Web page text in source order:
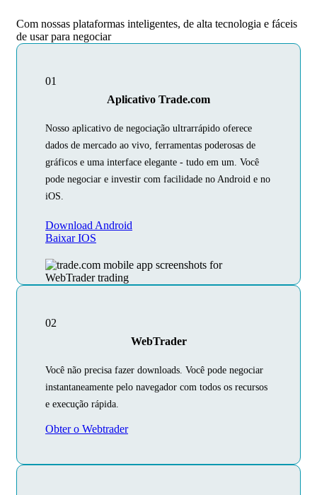
Com nossas plataformas inteligentes, de alta tecnologia e fáceis
de usar para negociar
01
Aplicativo Trade.com
Nosso aplicativo de negociação ultrarrápido oferece
dados de mercado ao vivo, ferramentas poderosas de
gráficos e uma interface elegante - tudo em um. Você
pode negociar e investir com facilidade no Android e no
iOS.
Download Android
Baixar IOS
02
WebTrader
Você não precisa fazer downloads. Você pode negociar
instantaneamente pelo navegador com todos os recursos
e execução rápida.
Obter o Webtrader